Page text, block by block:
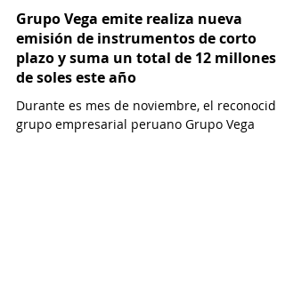
Grupo Vega emite realiza nueva
emisión de instrumentos de corto
plazo y suma un total de 12 millones
de soles este año
Durante es mes de noviembre, el reconocido
grupo empresarial peruano Grupo Vega